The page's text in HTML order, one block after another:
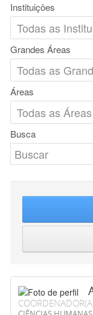
Instituições
Grandes Áreas
Áreas
Busca